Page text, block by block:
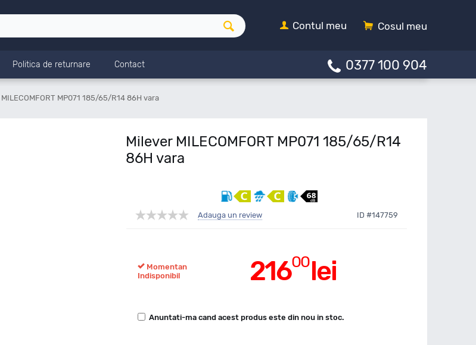
Cosul meu
Contul meu
Politica de returnare Contact 0377 100 904
MP071 185/65/R14 86H vara
Milever MILECOMFORT MP071 185/65/R14
86H vara
Adauga un review ID #147759
21600lei
Momentan
Indisponibil
Anuntati-ma cand acest produs este din nou in stoc.